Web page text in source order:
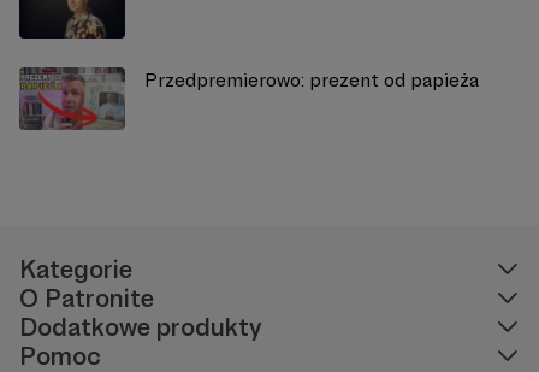
Przedpremierowo: prezent od papieża
Kategorie
O Patronite
Dodatkowe produkty
Pomoc